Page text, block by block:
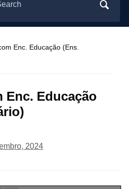
Enc. Educação (Ens.
Enc. Educação
2024